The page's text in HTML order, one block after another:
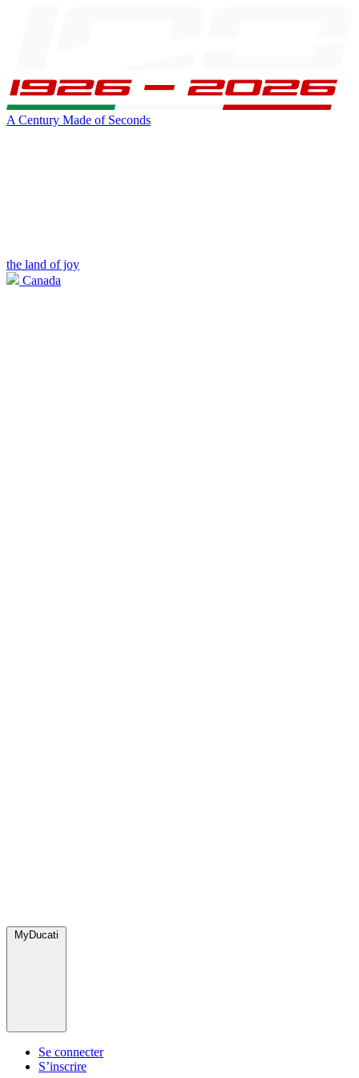
A Century Made of Seconds
the land of joy
Canada
MyDucati
Se connecter
S’inscrire